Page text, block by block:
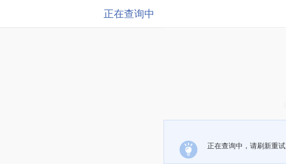
正在查询中
正在查询中，请刷新重试